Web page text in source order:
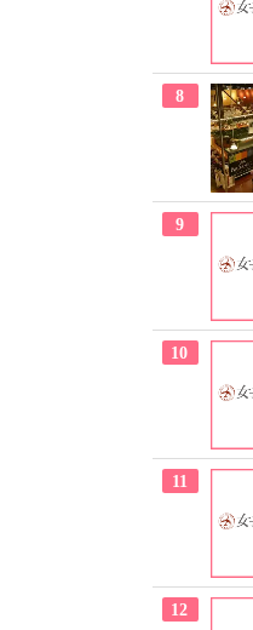
8
9
10
11
12